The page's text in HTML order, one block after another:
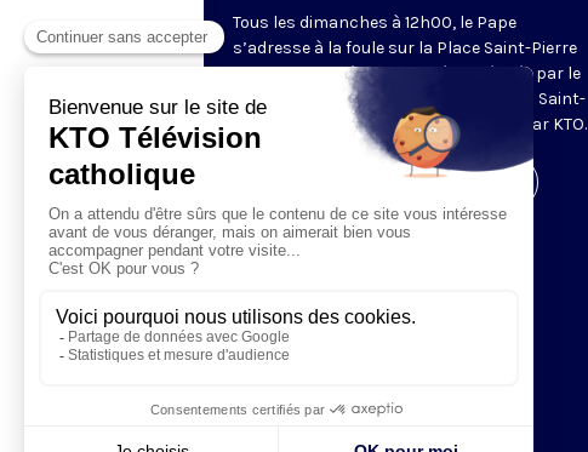
Tous les dimanches à 12h00, le Pape
s’adresse à la foule sur la Place Saint-Pierre
de Rome. La prière de l’Angélus, récitée par le
Pape, est précédée d’une allocution du Saint-
Père. Retransmis et traduit en direct par KTO.
Visiter la page de l'émission